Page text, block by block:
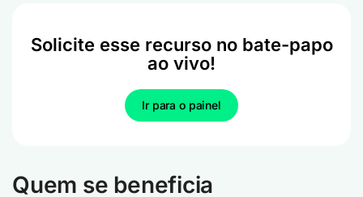
Solicite esse recurso no bate-papo
ao vivo!
Ir para o painel
Quem se beneficia